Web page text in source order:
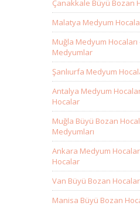
Çanakkale Büyü Bozan
Malatya Medyum
Muğla Medyum Hocaları
Medyumlar
Şanlıurfa Medyum
Antalya Medyum
Hocalar
Muğla Büyü Bozan
Medyumları
Ankara Medyum
Hocalar
Van Büyü Bozan Hocalar
Manisa Büyü Bozan